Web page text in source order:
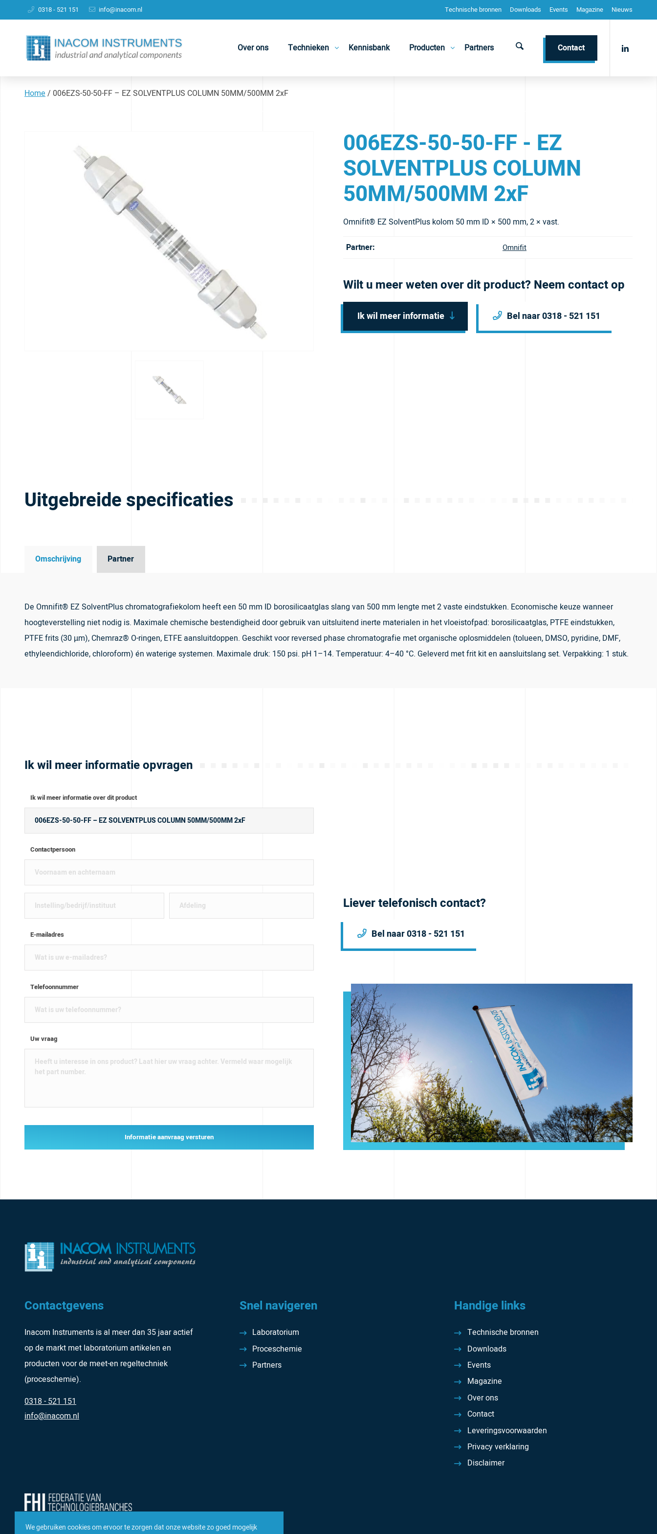
Technische bronnen Downloads Events Magazine Nieuws
0318 - 521 151 info@inacom.nl
Over ons Technieken Kennisbank Producten Partners Contact
Home/ 006EZS-50-50-FF – EZ SOLVENTPLUS COLUMN 50MM/500MM 2xF
006EZS-50-50-FF - EZ
SOLVENTPLUS COLUMN
50MM/500MM 2xF
Omnifit® EZ SolventPlus kolom 50 mm ID × 500 mm, 2 × vast.
Partner: Omnifit
Wilt u meer weten over dit product? Neem contact op
Ik wil meer informatie Bel naar 0318 - 521 151
Uitgebreide specificaties
Omschrijving Partner
De Omnifit® EZ SolventPlus chromatografiekolom heeft een 50 mm ID borosilicaatglas slang van 500 mm lengte met 2 vaste eindstukken. Economische keuze wanneer
hoogteverstelling niet nodig is. Maximale chemische bestendigheid door gebruik van uitsluitend inerte materialen in het vloeistofpad: borosilicaatglas, PTFE eindstukken,
PTFE frits (30 µm), Chemraz® O-ringen, ETFE aansluitdoppen. Geschikt voor reversed phase chromatografie met organische oplosmiddelen (tolueen, DMSO, pyridine, DMF,
ethyleendichloride, chloroform) én waterige systemen. Maximale druk: 150 psi. pH 1–14. Temperatuur: 4–40 °C. Geleverd met frit kit en aansluitslang set. Verpakking: 1 stuk.
Ik wil meer informatie opvragen
Ik wil meer informatie over dit product
Contactpersoon
E-mailadres
Telefoonnummer
Uw vraag
Informatie aanvraag versturen
Liever telefonisch contact?
Bel naar 0318 - 521 151
Contactgevens
Inacom Instruments is al meer dan 35 jaar actief
op de markt met laboratorium artikelen en
producten voor de meet-en regeltechniek
(proceschemie).
0318 - 521 151
info@inacom.nl
Snel navigeren
Laboratorium
Proceschemie
Partners
Handige links
Technische bronnen
Downloads
Events
Magazine
Over ons
Contact
Leveringsvoorwaarden
Privacy verklaring
Disclaimer
We gebruiken cookies om ervoor te zorgen dat onze website zo goed mogelijk